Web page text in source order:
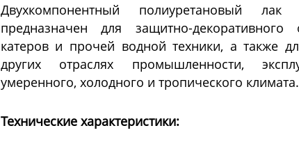
Двухкомпонентный полиуретановый
предназначен для защитно-
катеров и прочей водной техники, а также
других отраслях промышленности,
умеренного, холодного и тропического климата.
Технические характеристики: